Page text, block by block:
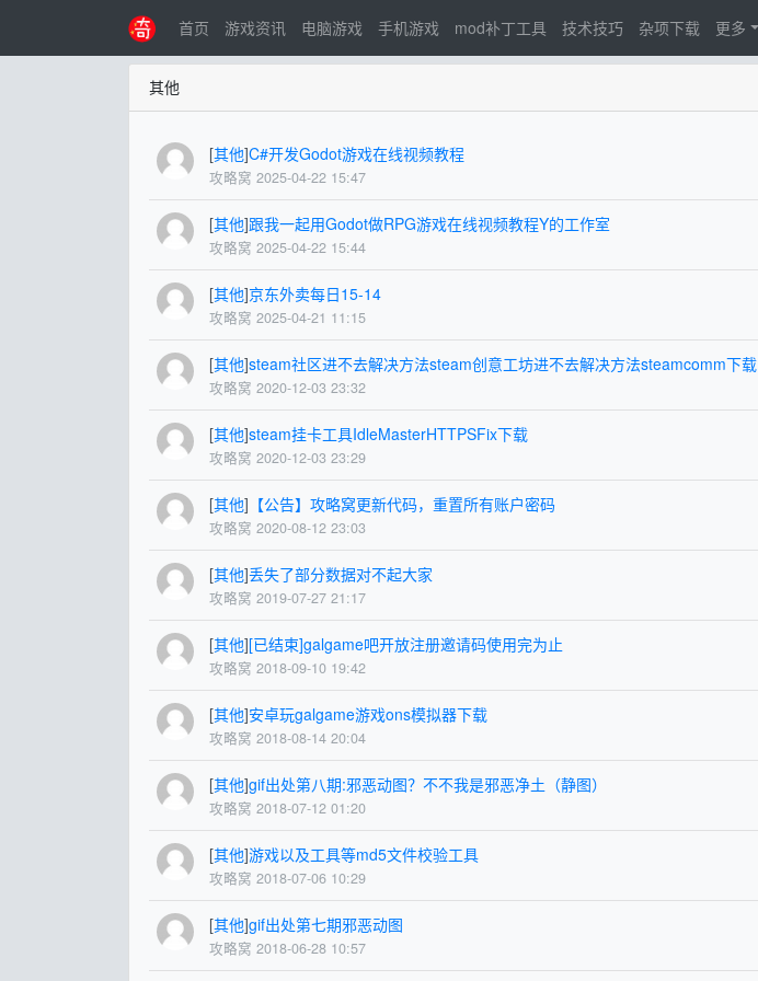
首页 游戏资讯 电脑游戏 手机游戏 mod补丁工具 技术技巧 杂项下载 更多
其他
[其他]C#开发Godot游戏在线视频教程
攻略窝 2025-04-22 15:47
[其他]跟我一起用Godot做RPG游戏在线视频教程Y的工作室
攻略窝 2025-04-22 15:44
[其他]京东外卖每日15-14
攻略窝 2025-04-21 11:15
[其他]steam社区进不去解决方法steam创意工坊进不去解决方法steamcomm下载
攻略窝 2020-12-03 23:32
[其他]steam挂卡工具IdleMasterHTTPSFix下载
攻略窝 2020-12-03 23:29
[其他] 【公告】攻略窝更新代码，重置所有账户密码
攻略窝 2020-08-12 23:03
[其他]丢失了部分数据对不起大家
攻略窝 2019-07-27 21:17
[其他][已结束]galgame吧开放注册邀请码使用完为止
攻略窝 2018-09-10 19:42
[其他]安卓玩galgame游戏ons模拟器下载
攻略窝 2018-08-14 20:04
[其他]gif出处第八期:邪恶动图？不不我是邪恶净土（静图）
攻略窝 2018-07-12 01:20
[其他]游戏以及工具等md5文件校验工具
攻略窝 2018-07-06 10:29
[其他]gif出处第七期邪恶动图
攻略窝 2018-06-28 10:57